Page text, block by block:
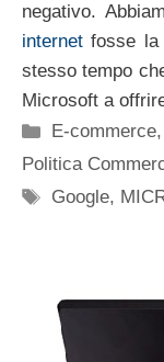
negativo.
internet fosse la
stesso tempo
Microsoft a
Categorie
E-commerce,
Politica
Tag
Google,